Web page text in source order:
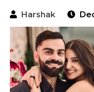
Harshak